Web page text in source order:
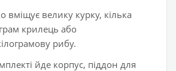
вміщує велику курку, кілька
крилець або
рибу.
йде корпус, піддон для